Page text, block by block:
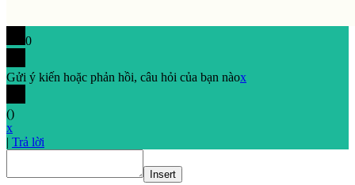
0
Gửi ý kiến hoặc phản hồi, câu hỏi của bạn nàox
()
x
| Trả lời
Insert